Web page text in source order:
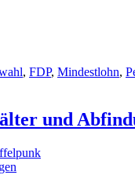
, FDP, Mindestlohn,
und